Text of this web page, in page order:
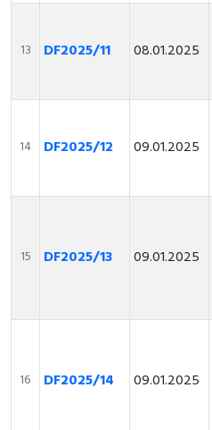
13 DF2025/11 08.01.2025
14 DF2025/12 09.01.2025
15 DF2025/13 09.01.2025
16 DF2025/14 09.01.2025